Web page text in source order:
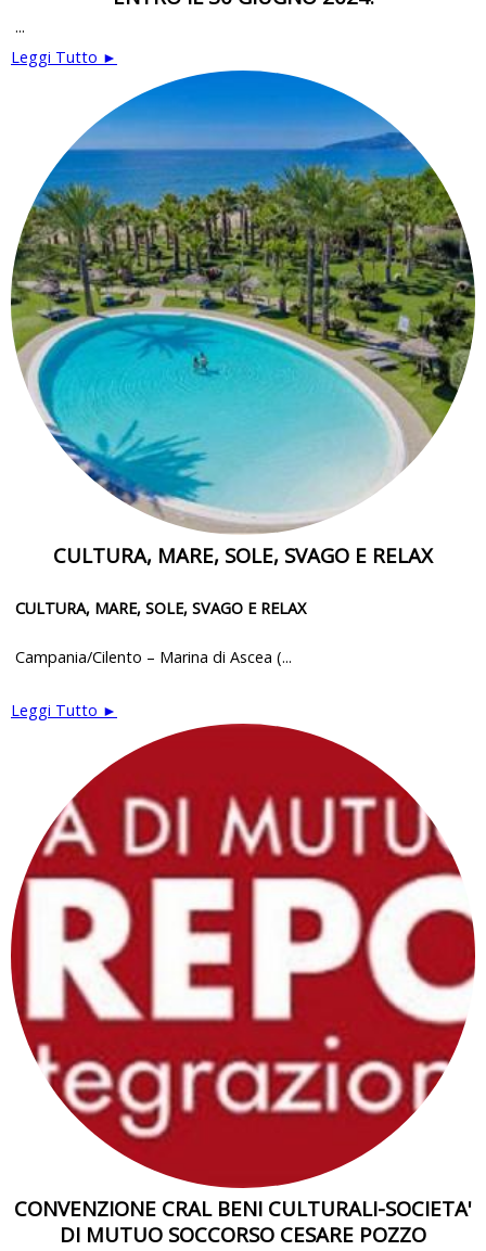
...
Leggi Tutto ►
CULTURA, MARE, SOLE, SVAGO E RELAX
CULTURA, MARE, SOLE, SVAGO E RELAX
Campania/Cilento – Marina di Ascea (...
Leggi Tutto ►
CONVENZIONE CRAL BENI CULTURALI-SOCIETA'
DI MUTUO SOCCORSO CESARE POZZO